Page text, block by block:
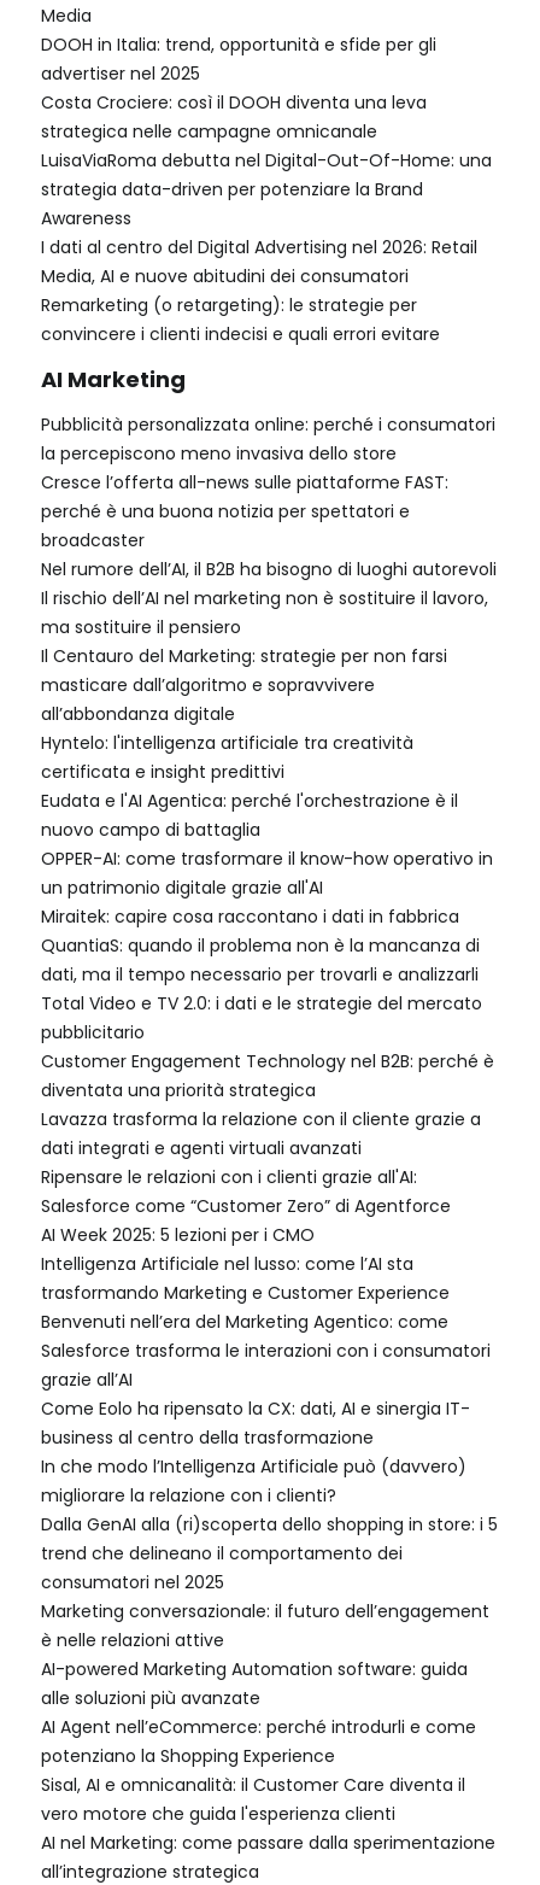
Media
DOOH in Italia: trend, opportunità e sfide per gli
advertiser nel 2025
Costa Crociere: così il DOOH diventa una leva
strategica nelle campagne omnicanale
LuisaViaRoma debutta nel Digital-Out-Of-Home: una
strategia data-driven per potenziare la Brand
Awareness
I dati al centro del Digital Advertising nel 2026: Retail
Media, AI e nuove abitudini dei consumatori
Remarketing (o retargeting): le strategie per
convincere i clienti indecisi e quali errori evitare
AI Marketing
Pubblicità personalizzata online: perché i consumatori
la percepiscono meno invasiva dello store
Cresce l’offerta all-news sulle piattaforme FAST:
perché è una buona notizia per spettatori e
broadcaster
Nel rumore dell’AI, il B2B ha bisogno di luoghi autorevoli
Il rischio dell’AI nel marketing non è sostituire il lavoro,
ma sostituire il pensiero
Il Centauro del Marketing: strategie per non farsi
masticare dall’algoritmo e sopravvivere
all’abbondanza digitale
Hyntelo: l'intelligenza artificiale tra creatività
certificata e insight predittivi
Eudata e l'AI Agentica: perché l'orchestrazione è il
nuovo campo di battaglia
OPPER-AI: come trasformare il know-how operativo in
un patrimonio digitale grazie all'AI
Miraitek: capire cosa raccontano i dati in fabbrica
QuantiaS: quando il problema non è la mancanza di
dati, ma il tempo necessario per trovarli e analizzarli
Total Video e TV 2.0: i dati e le strategie del mercato
pubblicitario
Customer Engagement Technology nel B2B: perché è
diventata una priorità strategica
Lavazza trasforma la relazione con il cliente grazie a
dati integrati e agenti virtuali avanzati
Ripensare le relazioni con i clienti grazie all'AI:
Salesforce come “Customer Zero” di Agentforce
AI Week 2025: 5 lezioni per i CMO
Intelligenza Artificiale nel lusso: come l’AI sta
trasformando Marketing e Customer Experience
Benvenuti nell’era del Marketing Agentico: come
Salesforce trasforma le interazioni con i consumatori
grazie all’AI
Come Eolo ha ripensato la CX: dati, AI e sinergia IT-
business al centro della trasformazione
In che modo l’Intelligenza Artificiale può (davvero)
migliorare la relazione con i clienti?
Dalla GenAI alla (ri)scoperta dello shopping in store: i 5
trend che delineano il comportamento dei
consumatori nel 2025
Marketing conversazionale: il futuro dell’engagement
è nelle relazioni attive
AI-powered Marketing Automation software: guida
alle soluzioni più avanzate
AI Agent nell’eCommerce: perché introdurli e come
potenziano la Shopping Experience
Sisal, AI e omnicanalità: il Customer Care diventa il
vero motore che guida l'esperienza clienti
AI nel Marketing: come passare dalla sperimentazione
all’integrazione strategica